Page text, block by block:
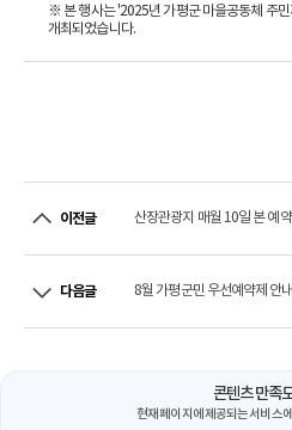
※ 본 행사는 '2025년 가평군 마을공동체 주
개최되었습니다.
이전글 산장관광지 매월 10일 본 예
다음글 8월 가평군민 우선예약제 안내
콘텐츠 만족
현재 페이지에 제공되는 서비스